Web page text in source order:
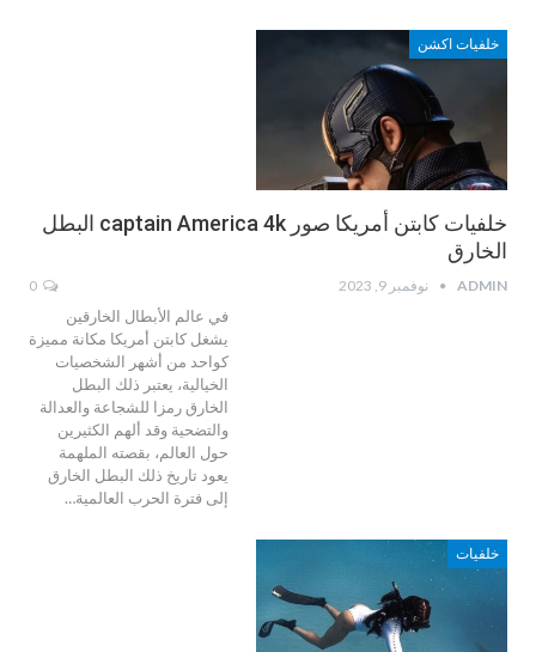
خلفيات اكشن
خلفيات كابتن أمريكا صور captain America 4k البطل
الخارق
ADMIN نوفمبر 9, 2023
في عالم الأبطال الخارقين
يشغل كابتن أمريكا مكانة مميزة
كواحد من أشهر الشخصيات
الخيالية، يعتبر ذلك البطل
الخارق رمزا للشجاعة والعدالة
والتضحية وقد ألهم الكثيرين
حول العالم، بقصته الملهمة
يعود تاريخ ذلك البطل الخارق
إلى فترة الحرب العالمية…
خلفيات